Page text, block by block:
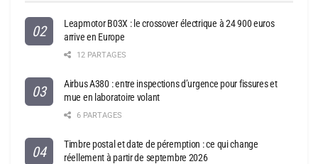
Leapmotor B03X : le crossover électrique à 24 900 euros
arrive en Europe
12 PARTAGES
Airbus A380 : entre inspections d’urgence pour fissures et
mue en laboratoire volant
6 PARTAGES
Timbre postal et date de péremption : ce qui change
réellement à partir de septembre 2026